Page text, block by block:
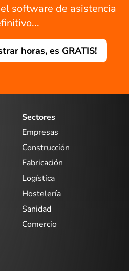
software de asistencia
horas, es GRATIS!
Sectores
Empresas
Construcción
Fabricación
Logística
Hostelería
Sanidad
Comercio